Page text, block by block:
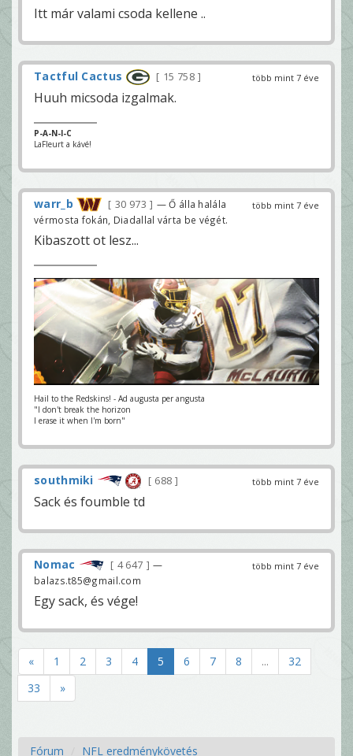
Itt már valami csoda kellene ..
több mint 7 éve
Tactful Cactus 15 758
Huuh micsoda izgalmak.
P-A-N-I-C
LaFleurt a kávé!
több mint 7 éve
warr_b 30 973
— Ő álla halála
vérmosta fokán, Diadallal várta be végét.
Kibaszott ot lesz...
Hail to the Redskins! - Ad augusta per angusta
"I don't break the horizon
I erase it when I'm born"
több mint 7 éve
southmiki 688
Sack és foumble td
több mint 7 éve
Nomac 4 647
—
balazs.t85@gmail.com
Egy sack, és vége!
« 1 2 3 4 5 6 7 8 ...
32
33
»
Fórum NFL eredménykövetés